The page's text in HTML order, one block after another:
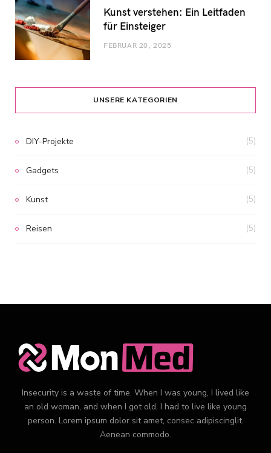
Kunst verstehen: Ein Leitfaden
für Einsteiger
FEBRUAR 20, 2025
UNSERE KATEGORIEN
DIY-Projekte (5)
Gadgets (5)
Kunst (5)
Reisen (5)
Insecurity is a waste of time. When I was young, I lived like
an old woman, and when I got old, I had to live like young
person. Lorem ipsum dolor sit amet, consec adipiscinglit.
Aenean commodo.